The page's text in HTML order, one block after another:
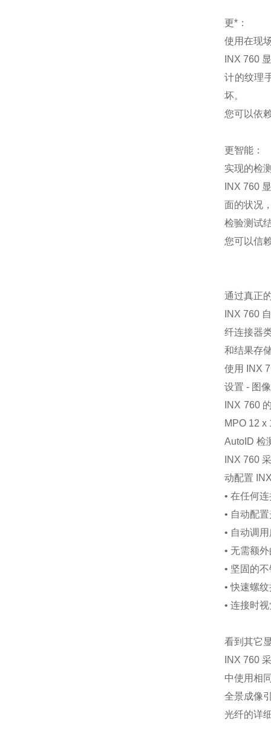
更*：
使用在现
INX 760
计的纹理
坏。
您可以依
更智能：
实现的检
INX 760
面的状况
检验测试
您可以信
通过真正
INX 760
纤连接器
和结果存
使用 INX
设置 - 图
INX 760
MPO 12 x
AutoID 检
INX 760
动配置
• 在任何
• 自动配
• 自动调
• 无需额
• 坚固的
• 快速螺
• 连接时
看到其它
INX 760
中使用相
全景成像
光纤的详